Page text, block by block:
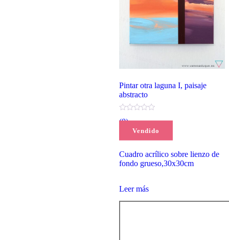
Vendido
Pintar otra laguna I, paisaje
abstracto
(0)
90,00€
Cuadro acrílico sobre lienzo de
fondo grueso,30x30cm
Leer más